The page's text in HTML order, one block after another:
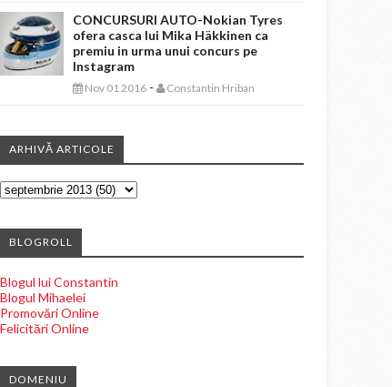
CONCURSURI AUTO-Nokian Tyres
ofera casca lui Mika Häkkinen ca
premiu in urma unui concurs pe
Instagram
Nov 01 2016 - Constantin Hriban
ARHIVĂ ARTICOLE
BLOGROLL
Blogul lui Constantin
Blogul Mihaelei
Promovări Online
Felicitări Online
DOMENIU